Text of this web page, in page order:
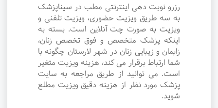
رزرو نوبت دهی اینترنتی مطب در سیناپزشک
به سه طریق ویزیت حضوری، ویزیت تلفنی و
ویزیت به صورت چت آنلاین است. بسته به
اینکه پزشک متخصص و فوق تخصص زنان،
زایمان و زیبایی زنان در شهر لارستان چگونه با
شما ارتباط برقرار می کند، هزینه ویزیت متغیر
است. می توانید از طریق مراجعه به سایت
پزشک مورد نظر از هزینه دقیق ویزیت مطلع
شوید.